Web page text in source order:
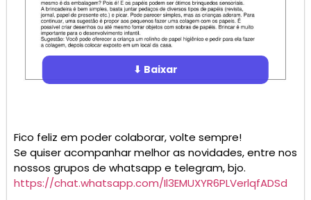
⬇ Baixar
Fico feliz em poder colaborar, volte sempre!
Se quiser acompanhar melhor as novidades, entre nos
nossos grupos de whatsapp e telegram, bjo.
https://chat.whatsapp.com/Il3EMUXYR6PLVerlqfADSd